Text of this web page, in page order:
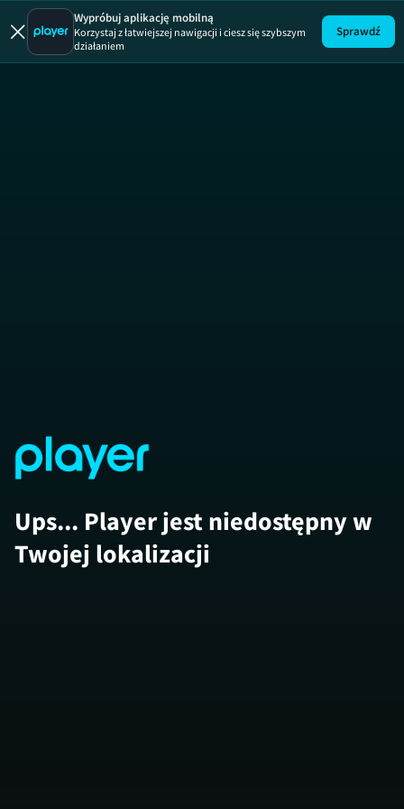
Wypróbuj aplikację mobilną
Korzystaj z łatwiejszej nawigacji i ciesz się szybszym
działaniem
Sprawdź
Ups... Player jest niedostępny w
Twojej lokalizacji